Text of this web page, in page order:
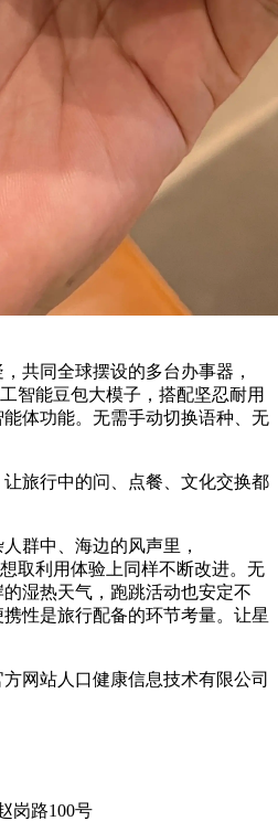
同全球摆设的多台办事器，
智能豆包大模子，搭配坚忍耐用
体功能。无需手动切换语种、无
行中的问、点餐、文化交换都
中、海边的风声里，
取利用体验上同样不断改进。无
湿热天气，跑跳活动也安定不
性是旅行配备的环节考量。让星
网站人口健康信息技术有限公司
岗路100号